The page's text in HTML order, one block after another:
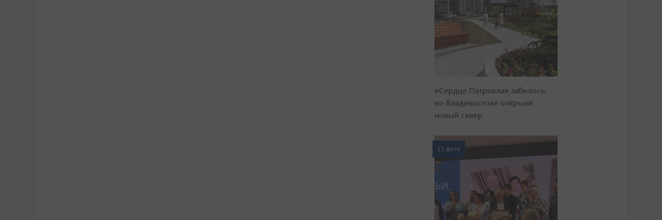
«Сердце Патрокла» забилось:
во Владивостоке открыли
новый сквер
23 фото